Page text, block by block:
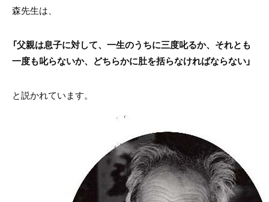
森先生は、
「父親は息子に対して、一生のうちに三度叱るか、それとも
一度も叱らないか、どちらかに肚を括らなければならない」
と説かれています。